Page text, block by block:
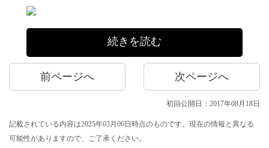
続きを読む
前ページへ 次ページへ
初回公開日：2017年08月18日
記載されている内容は2025年03月06日時点のものです。現在の情報と異なる
可能性がありますので、ご了承ください。